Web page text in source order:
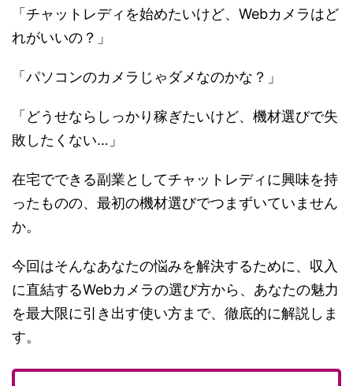
「チャットレディを始めたいけど、Webカメラはど
れがいいの？」
「パソコンのカメラじゃダメなのかな？」
「どうせならしっかり稼ぎたいけど、機材選びで失
敗したくない…」
在宅でできる副業としてチャットレディに興味を持
ったものの、最初の機材選びでつまずいていません
か。
今回はそんなあなたの悩みを解決するために、収入
に直結するWebカメラの選び方から、あなたの魅力
を最大限に引き出す使い方まで、徹底的に解説しま
す。